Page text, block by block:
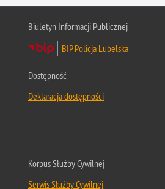
Biuletyn Informacji Publicznej
BIP Policja Lubelska
Dostępność
Deklaracja dostępności
Korpus Służby Cywilnej
Serwis Służby Cywilnej